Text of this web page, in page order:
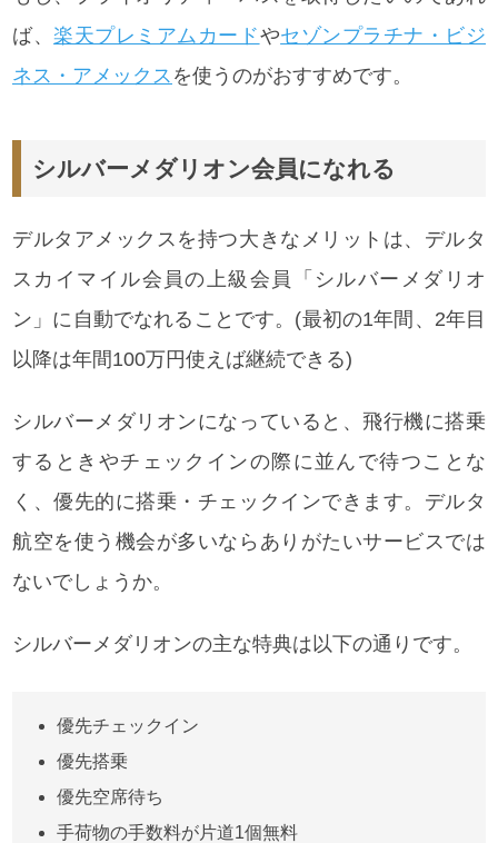
ば、楽天プレミアムカードやセゾンプラチナ・ビジ
ネス・アメックス を使うのがおすすめです。
シルバーメダリオン会員になれる
デルタアメックスを持つ大きなメリットは、デルタ
スカイマイル会員の上級会員「シルバーメダリオ
ン」に自動でなれることです。(最初の1年間、2年目
以降は年間100万円使えば継続できる)
シルバーメダリオンになっていると、飛行機に搭乗
するときやチェックインの際に並んで待つことな
く、優先的に搭乗・チェックインできます。デルタ
航空を使う機会が多いならありがたいサービスでは
ないでしょうか。
シルバーメダリオンの主な特典は以下の通りです。
優先チェックイン
優先搭乗
優先空席待ち
手荷物の手数料が片道1個無料